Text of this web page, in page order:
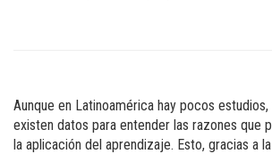
Aunque en Latinoamérica hay pocos
existen datos para entender las razones que
la aplicación del aprendizaje. Esto, gracias a